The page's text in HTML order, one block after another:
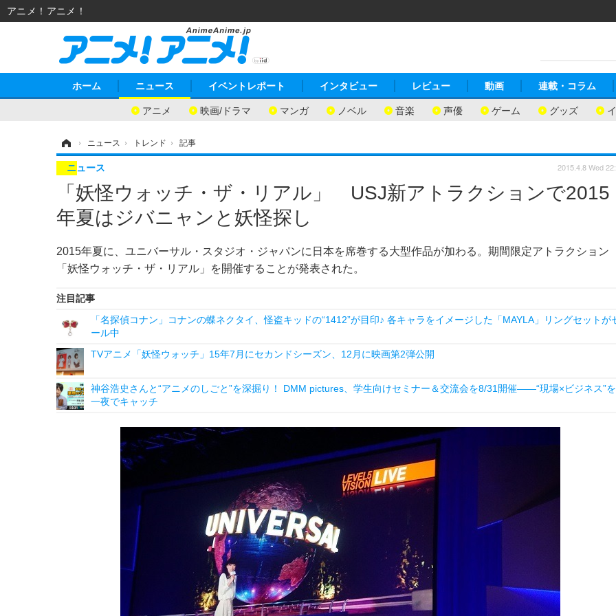
ホーム ニュース
アニメ 映画/ドラマ マンガ ノベル 音楽 声優 ゲーム グッズ
イベントレポート インタビュー レビュー 動画 連載・コラム
› ニュース › トレンド › 記事
「妖怪ウォッチ・ザ・リアル」 USJ新アトラクションで2015
年夏はジバニャンと妖怪探し
2015年夏に、ユニバーサル・スタジオ・ジャパンに日本を席巻する大型作品が加わる。期間限定アトラクション
「妖怪ウォッチ・ザ・リアル」を開催することが発表された。
ニュース 2015.4.8 Wed
注目記事
「名探偵コナン」コナンの蝶ネクタイ、怪盗キッドの“1412”が目印♪ 各キャラをイメージした「MAYLA」リングセットが
ール中
TVアニメ「妖怪ウォッチ」15年7月にセカンドシーズン、12月に映画第2弾公開
神谷浩史さんと“アニメのしごと”を深掘り！ DMM pictures、学生向けセミナー＆交流会を8/31開催――“現場×ビジネス”を
一夜でキャッチ
アニメ！アニメ！